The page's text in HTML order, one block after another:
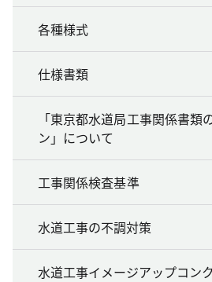
各種様式
仕様書類
「東京都水道局工事関係書類
ン」について
工事関係検査基準
水道工事の不調対策
水道工事イメージアップコン